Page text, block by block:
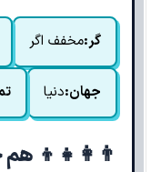
گر:مخفف اگر
جهان:دنیا
👨‍👩‍👧‍👦 هم